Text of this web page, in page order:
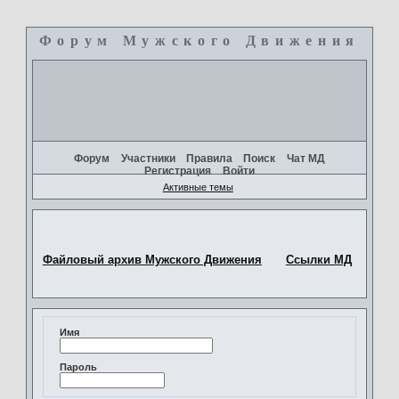
Форум Мужского Движения
Форум Участники Правила Поиск
Чат МД
Регистрация
Войти
Активные темы
Файловый архив Мужского Движения Ссылки МД
Имя
Пароль